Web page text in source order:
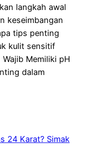
langkah awal
keseimbangan
tips penting
kulit sensitif
Memiliki pH
dalam